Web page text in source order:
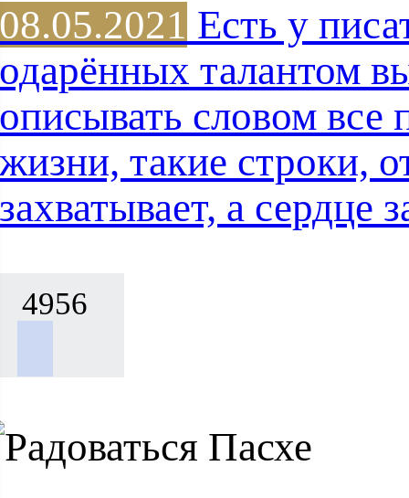
08.05.2021 Есть у
одарённых талантом
описывать словом все
жизни, такие строки,
захватывает, а сердце
4956